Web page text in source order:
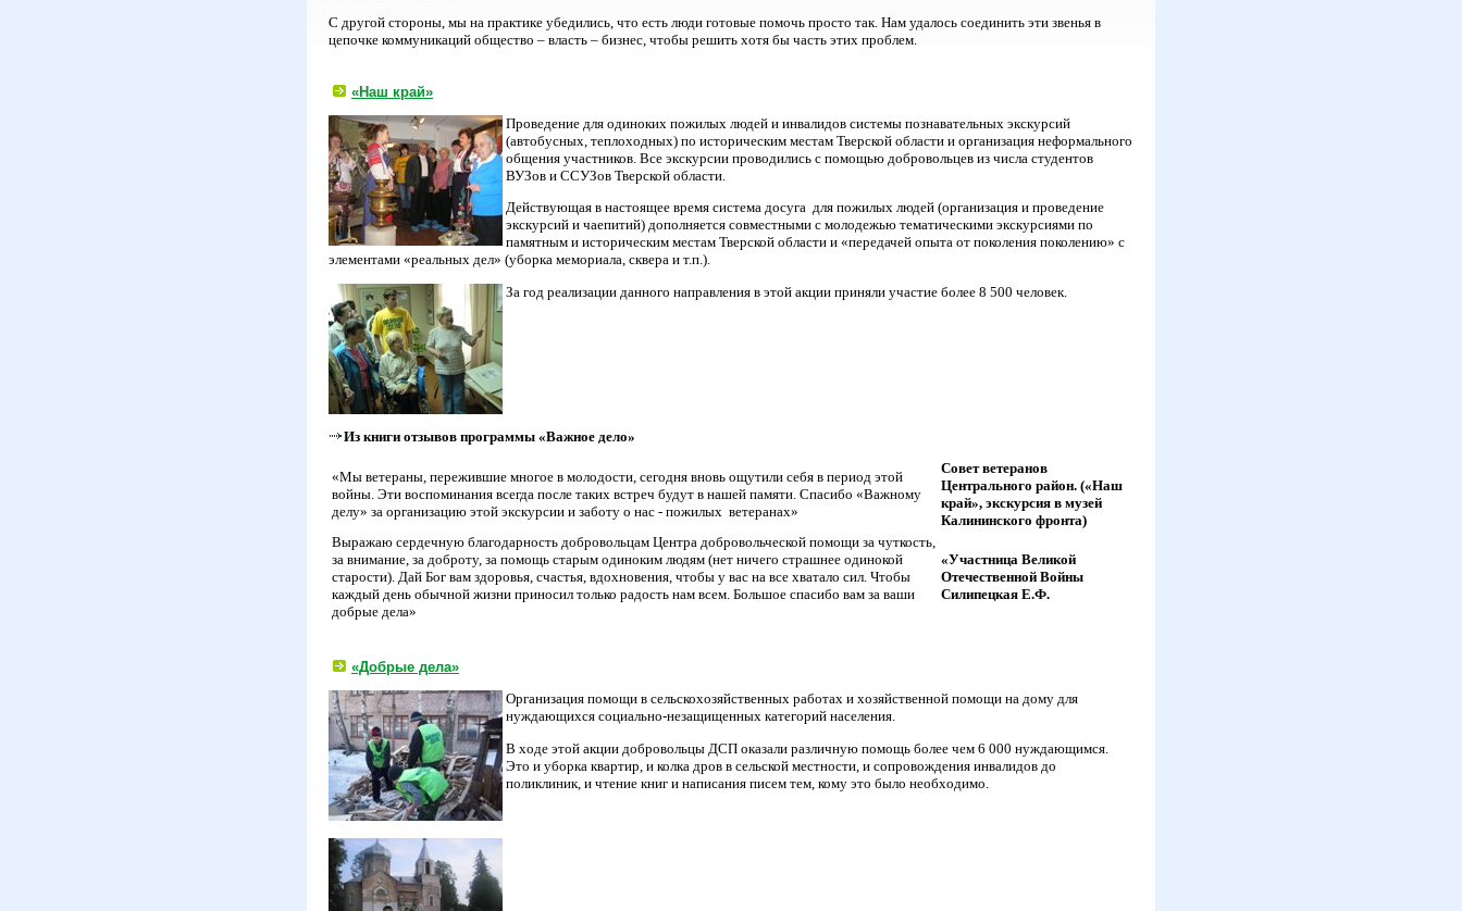
С другой стороны, мы на практике убедились, что есть люди готовые помочь просто так. Нам удалось соединить эти звенья в
цепочке коммуникаций общество – власть – бизнес, чтобы решить хотя бы часть этих проблем.
«Наш край»
Проведение для одиноких пожилых людей и инвалидов системы познавательных экскурсий
(автобусных, теплоходных) по историческим местам Тверской области и организация неформального
общения участников. Все экскурсии проводились с помощью добровольцев из числа студентов
ВУЗов и ССУЗов Тверской области.
Действующая в настоящее время система досуга для пожилых людей (организация и проведение
экскурсий и чаепитий) дополняется совместными с молодежью тематическими экскурсиями по
памятным и историческим местам Тверской области и «передачей опыта от поколения поколению» с
элементами «реальных дел» (уборка мемориала, сквера и т.п.).
За год реализации данного направления в этой акции приняли участие более 8 500 человек.
Из книги отзывов программы «Важное дело»
«Мы ветераны, пережившие многое в молодости, сегодня вновь ощутили себя в период этой
войны. Эти воспоминания всегда после таких встреч будут в нашей памяти. Спасибо «Важному
делу» за организацию этой экскурсии и заботу о нас - пожилых ветеранах»
Совет ветеранов
Центрального район. («Наш
край», экскурсия в музей
Калининского фронта)
Выражаю сердечную благодарность добровольцам Центра добровольческой помощи за чуткость,
за внимание, за доброту, за помощь старым одиноким людям (нет ничего страшнее одинокой
старости). Дай Бог вам здоровья, счастья, вдохновения, чтобы у вас на все хватало сил. Чтобы
каждый день обычной жизни приносил только радость нам всем. Большое спасибо вам за ваши
добрые дела»
«Участница Великой
Отечественной Войны
Силипецкая Е.Ф.
«Добрые дела»
Организация помощи в сельскохозяйственных работах и хозяйственной помощи на дому для
нуждающихся социально-незащищенных категорий населения.
В ходе этой акции добровольцы ДСП оказали различную помощь более чем 6 000 нуждающимся.
Это и уборка квартир, и колка дров в сельской местности, и сопровождения инвалидов до
поликлиник, и чтение книг и написания писем тем, кому это было необходимо.